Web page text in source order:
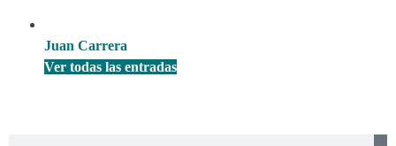
Juan Carrera
Ver todas las entradas